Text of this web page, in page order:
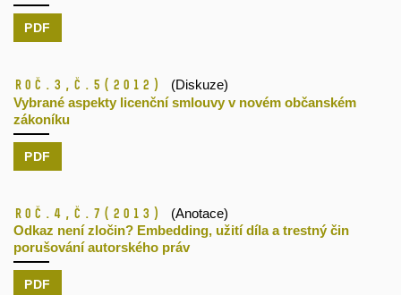
PDF
Roč.3, č.5 (2012)
(Diskuze)
Vybrané aspekty licenční smlouvy v novém občanském
zákoníku
PDF
Roč.4, č.7 (2013)
(Anotace)
Odkaz není zločin? Embedding, užití díla a trestný čin
porušování autorského práv
PDF